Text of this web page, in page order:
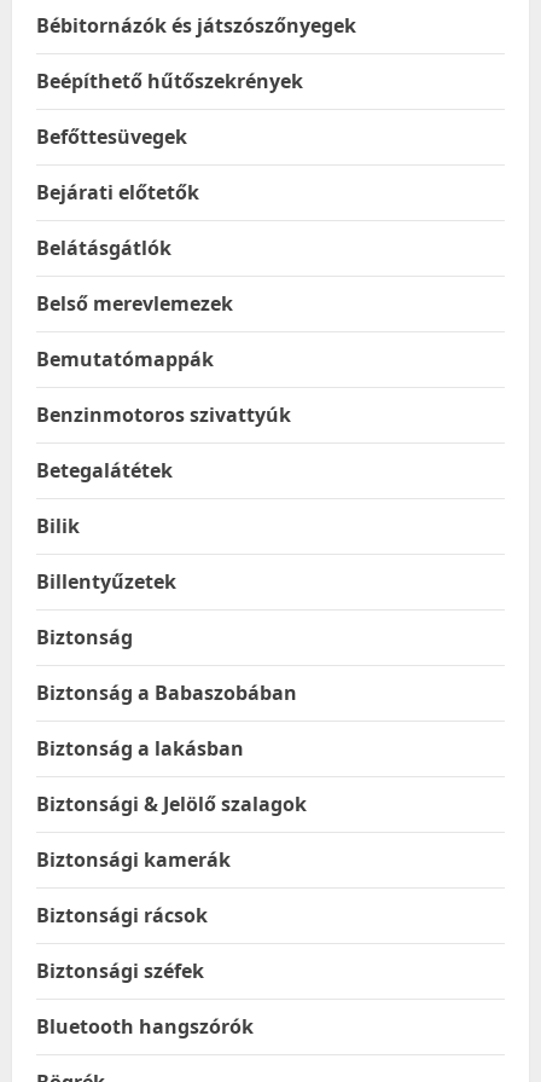
Bébitornázók és játszószőnyegek
Beépíthető hűtőszekrények
Befőttesüvegek
Bejárati előtetők
Belátásgátlók
Belső merevlemezek
Bemutatómappák
Benzinmotoros szivattyúk
Betegalátétek
Bilik
Billentyűzetek
Biztonság
Biztonság a Babaszobában
Biztonság a lakásban
Biztonsági & Jelölő szalagok
Biztonsági kamerák
Biztonsági rácsok
Biztonsági széfek
Bluetooth hangszórók